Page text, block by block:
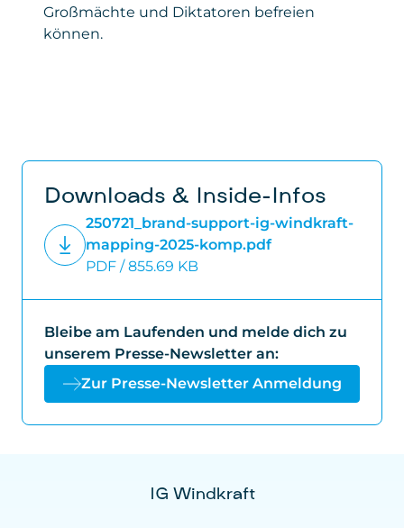
Großmächte und Diktatoren befreien
können.
Downloads & Inside-Infos
250721_brand-support-ig-windkraft-
mapping-2025-komp.pdf
PDF / 855.69 KB
Bleibe am Laufenden und melde dich zu
unserem Presse-Newsletter an:
Zur Presse-Newsletter Anmeldung
IG Windkraft